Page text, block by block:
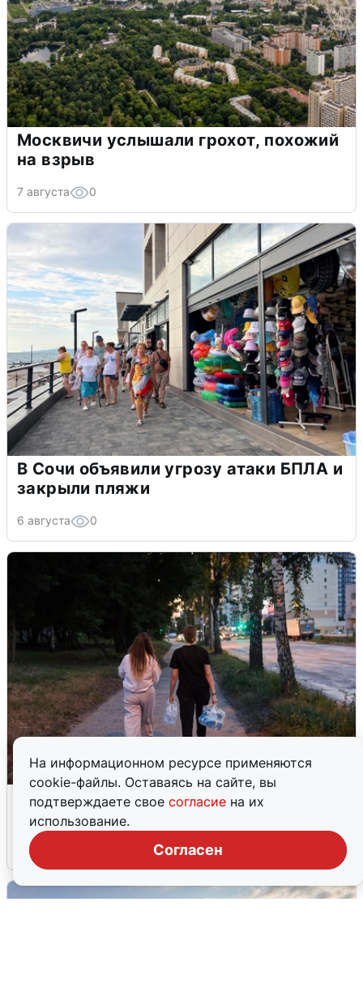
На информационном ресурсе применяются
cookie-файлы. Оставаясь на сайте, вы
подтверждаете свое согласие на их
использование.
Согласен
Москвичи услышали грохот, похожий
на взрыв
7 августа 0
В Сочи объявили угрозу атаки БПЛА и
закрыли пляжи
6 августа 0
Опубликована карта отключений
воды в Воронеже
6 августа